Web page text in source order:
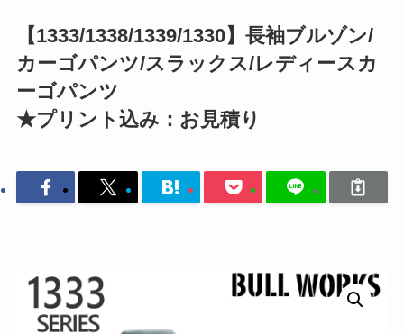
【1333/1338/1339/1330】長袖ブルゾン/
カーゴパンツ/スラックス/レディースカ
ーゴパンツ
★プリント込み：お見積り